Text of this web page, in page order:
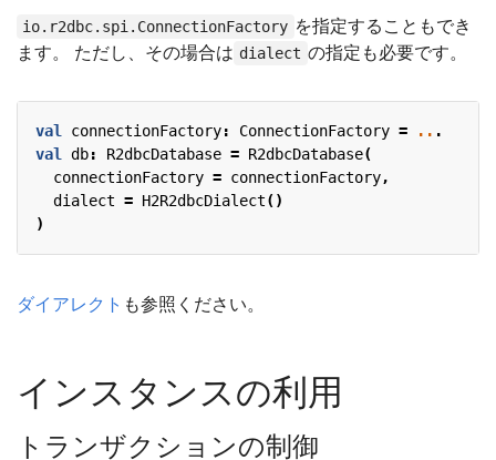
io.r2dbc.spi.ConnectionFactory を指定することもでき
ます。 ただし、その場合は dialect の指定も必要です。
val connectionFactory: ConnectionFactory = .. .
val
db: R2dbcDatabase = R2dbcDatabase(
connectionFactory = connectionFactory,
dialect = H2R2dbcDialect()
)
ダイアレクト も参照ください。
インスタンスの利用
トランザクションの制御